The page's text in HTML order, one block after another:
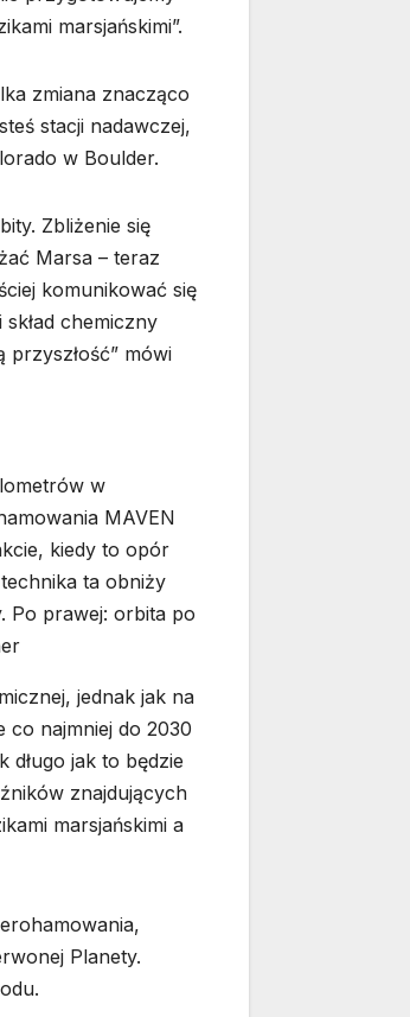
marsjańskimi”.
zmiana znacząco
stacji nadawczej,
w Boulder.
Zbliżenie się
Marsa – teraz
komunikować się
chemiczny
przyszłość” mówi
w
MAVEN
kiedy to opór
ta obniży
Po prawej: orbita po
jednak jak na
co najmniej do 2030
jak to będzie
znajdujących
marsjańskimi a
Planety.